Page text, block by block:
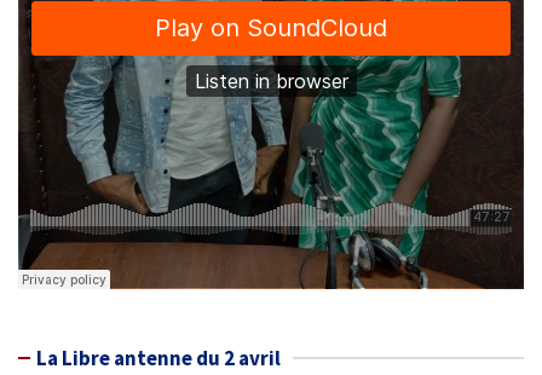
La Libre antenne du 2 avril